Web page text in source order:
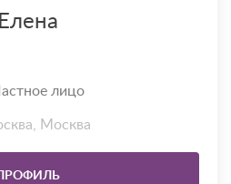
Елена
лицо
Москва
ПРОФИЛЬ